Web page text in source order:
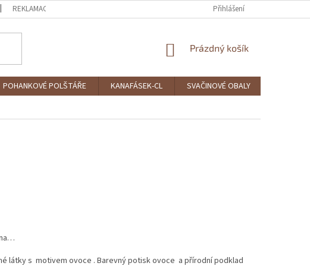
REKLAMACE A VRÁCENÍ PODMÍNKY OCHRANY
Přihlášení
NÁKUPNÍ
Prázdný košík
POHANKOVÉ POLŠTÁŘE KANAFÁSEK-CL SVAČINOVÉ OBALY
látky s motivem ovoce . Barevný potisk ovoce a přírodní podklad